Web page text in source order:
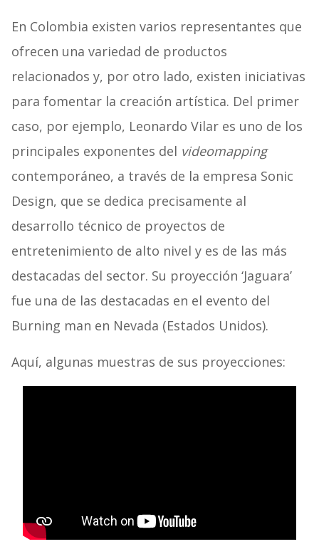
En Colombia existen varios representantes que
ofrecen una variedad de productos
relacionados y, por otro lado, existen iniciativas
para fomentar la creación artística. Del primer
caso, por ejemplo, Leonardo Vilar es uno de los
principales exponentes del videomapping
contemporáneo, a través de la empresa Sonic
Design, que se dedica precisamente al
desarrollo técnico de proyectos de
entretenimiento de alto nivel y es de las más
destacadas del sector. Su proyección ‘Jaguara’
fue una de las destacadas en el evento del
Burning man en Nevada (Estados Unidos).
Aquí, algunas muestras de sus proyecciones: